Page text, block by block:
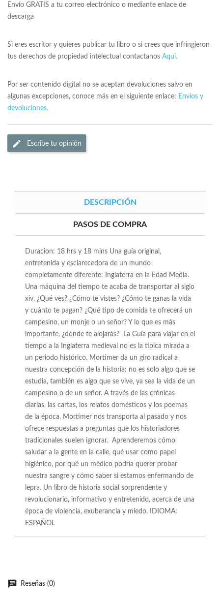
Envío GRATIS a tu correo electrónico o mediante enlace de
descarga
Si eres escritor y quieres publicar tu libro o si crees que infringieron
tus derechos de propiedad intelectual contactanos Aqui.
Por ser contenido digital no se aceptan devoluciones salvo en
algunas excepciones, conoce más en el siguiente enlace: Envios y
devoluciones.
Escribe tu opinión
DESCRIPCIÓN
PASOS DE COMPRA
Duracion: 18 hrs y 18 mins Una guía original,
entretenida y esclarecedora de un mundo
completamente diferente: Inglaterra en la Edad Media.
Una máquina del tiempo te acaba de transportar al siglo
xiv. ¿Qué ves? ¿Cómo te vistes? ¿Cómo te ganas la vida
y cuánto te pagan? ¿Qué tipo de comida te ofrecerá un
campesino, un monje o un señor? Y lo que es más
importante, ¿dónde te alojarás? La Guía para viajar en el
tiempo a la Inglaterra medieval no es la típica mirada a
un periodo histórico. Mortimer da un giro radical a
nuestra concepción de la historia: no es solo algo que se
estudia, también es algo que se vive, ya sea la vida de un
campesino o de un señor. A través de las crónicas
diarias, las cartas, los relatos domésticos y los poemas
de la época, Mortimer nos transporta al pasado y nos
ofrece respuestas a preguntas que los historiadores
tradicionales suelen ignorar. Aprenderemos cómo
saludar a la gente en la calle, qué usar como papel
higiénico, por qué un médico podría querer probar
nuestra sangre y cómo saber si estamos enfermando de
lepra. Un libro de historia social sorprendente y
revolucionario, informativo y entretenido, acerca de una
época de violencia, exuberancia y miedo. IDIOMA:
ESPAÑOL
Reseñas (0)